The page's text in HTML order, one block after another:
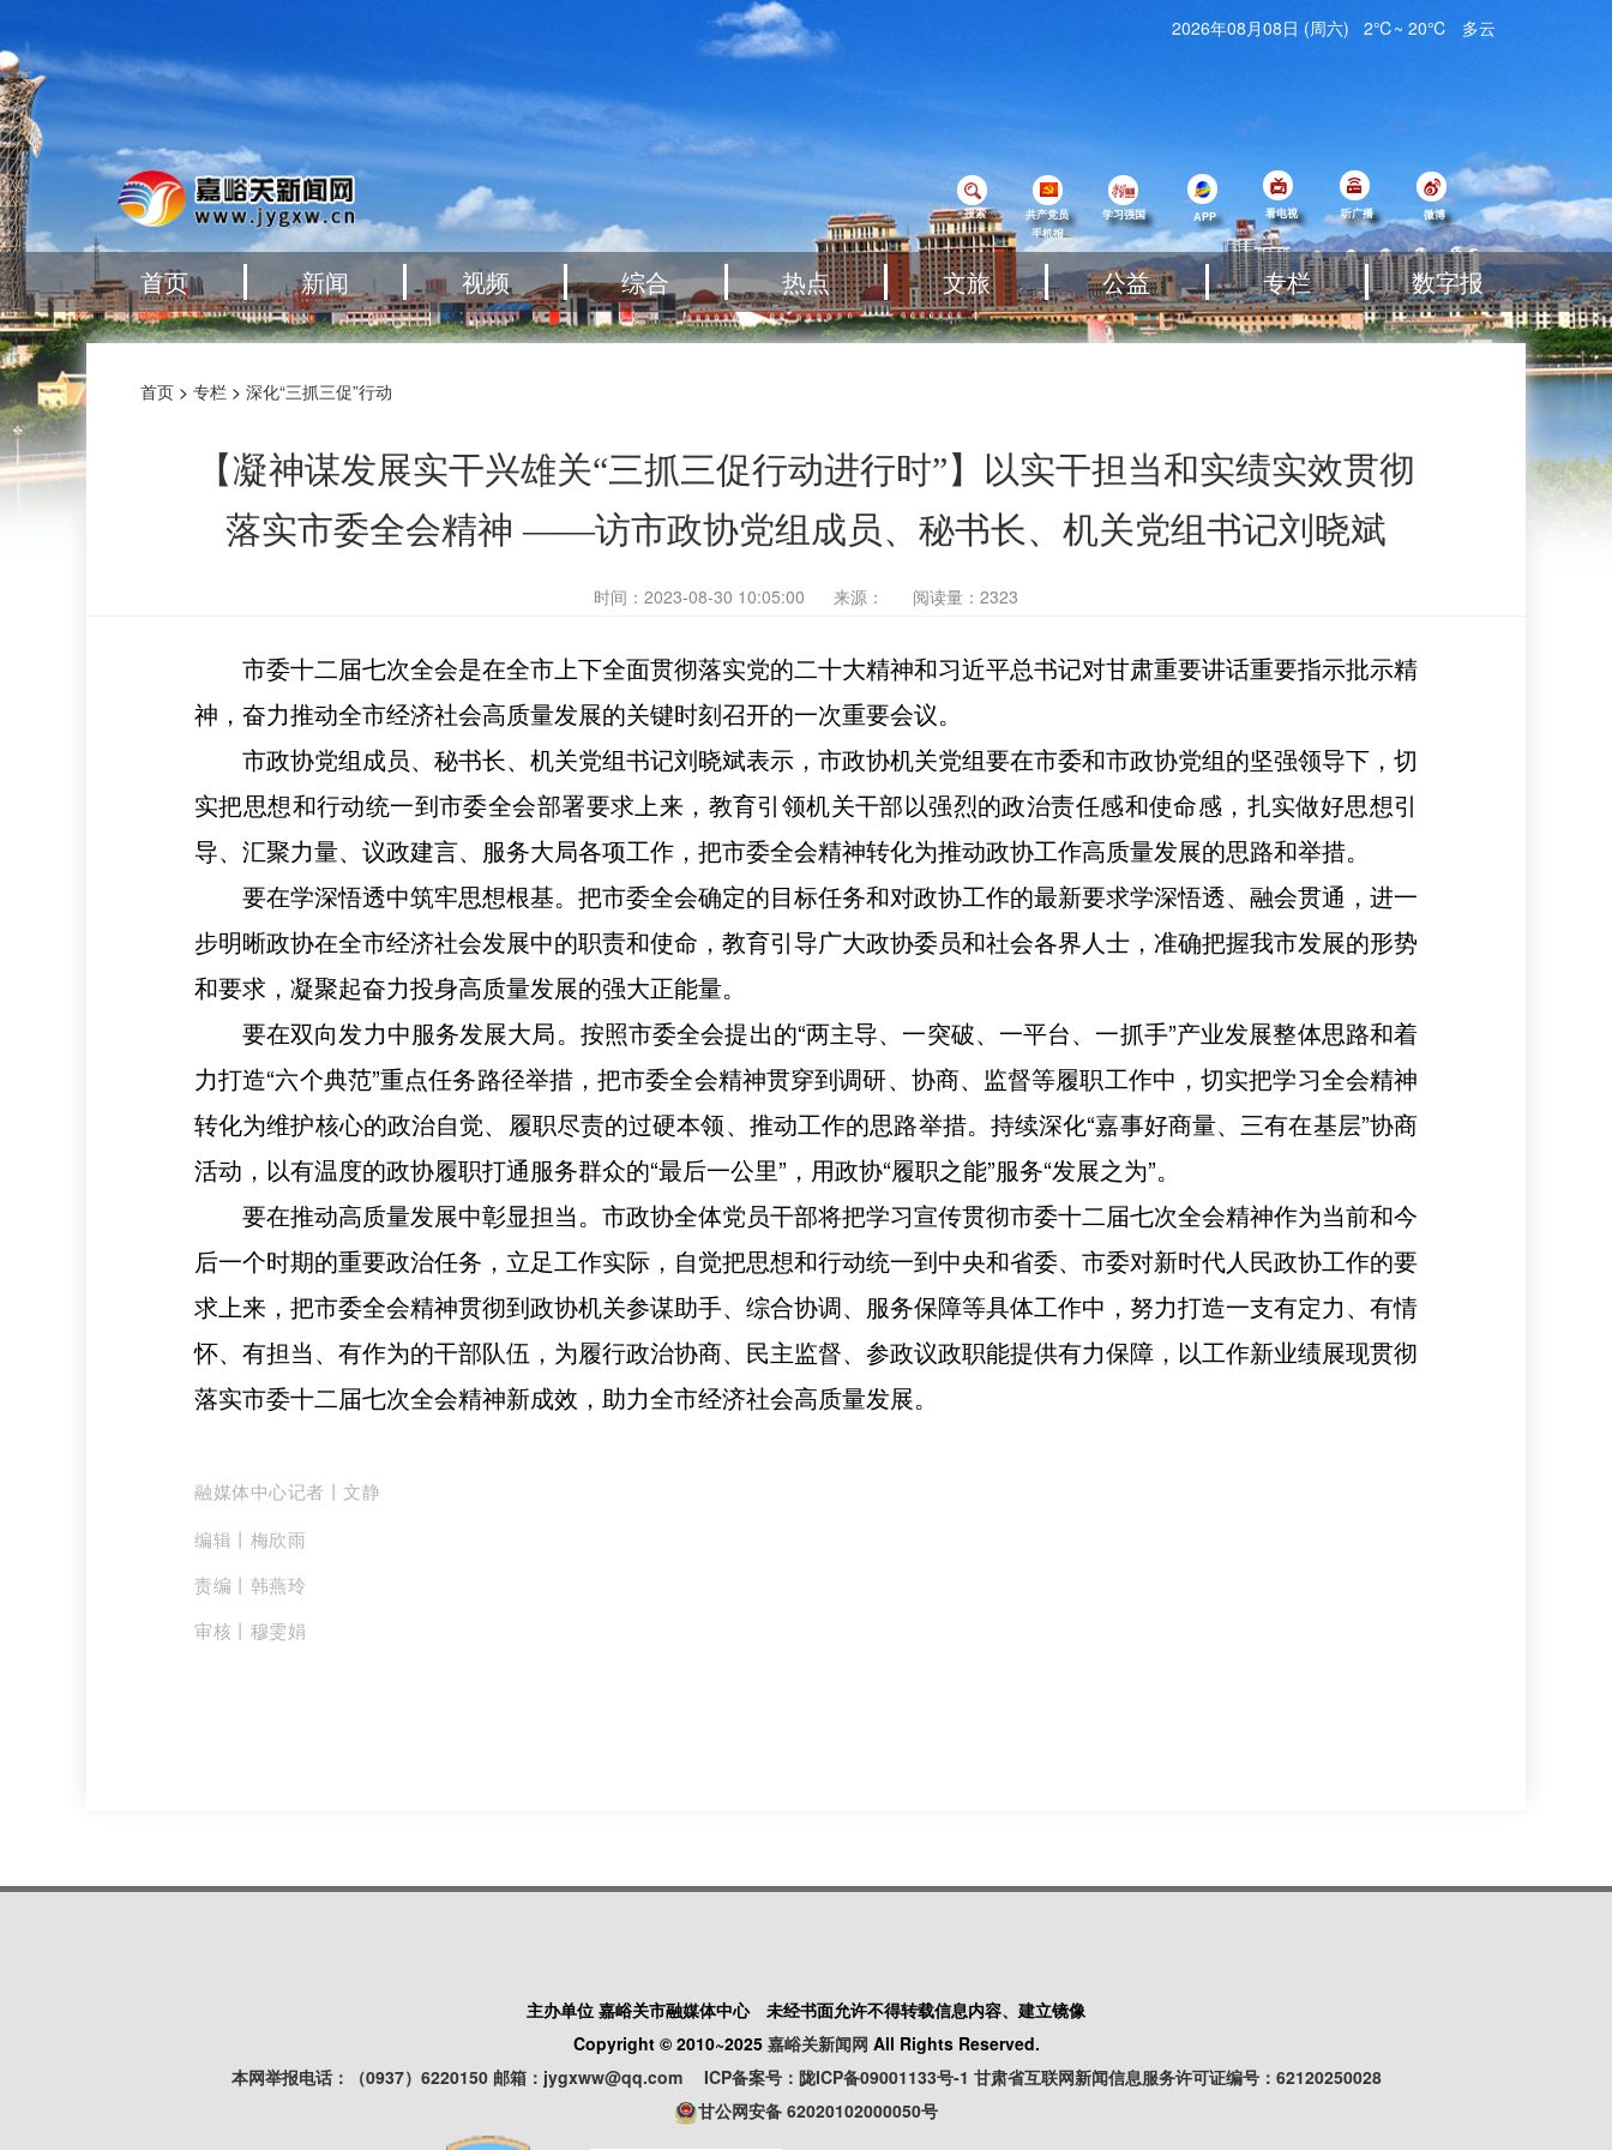
2026年08月08日 (周六) 2℃~ 20℃ 多云
搜索
共产党员
手机报
学习强国 APP 看电视 听广播 微博
首页 新闻 视频 综合 热点 文旅 公益 专栏 数字报
首页 > 专栏 > 深化“三抓三促”行动
【凝神谋发展实干兴雄关“三抓三促行动进行时”】以实干担当和实绩实效贯彻
落实市委全会精神 ——访市政协党组成员、秘书长、机关党组书记刘晓斌
时间：2023-08-30 10:05:00 来源： 阅读量：2323
市委十二届七次全会是在全市上下全面贯彻落实党的二十大精神和习近平总书记对甘肃重要讲话重要指示批示精
神，奋力推动全市经济社会高质量发展的关键时刻召开的一次重要会议。
市政协党组成员、秘书长、机关党组书记刘晓斌表示，市政协机关党组要在市委和市政协党组的坚强领导下，切
实把思想和行动统一到市委全会部署要求上来，教育引领机关干部以强烈的政治责任感和使命感，扎实做好思想引
导、汇聚力量、议政建言、服务大局各项工作，把市委全会精神转化为推动政协工作高质量发展的思路和举措。
要在学深悟透中筑牢思想根基。把市委全会确定的目标任务和对政协工作的最新要求学深悟透、融会贯通，进一
步明晰政协在全市经济社会发展中的职责和使命，教育引导广大政协委员和社会各界人士，准确把握我市发展的形势
和要求，凝聚起奋力投身高质量发展的强大正能量。
要在双向发力中服务发展大局。按照市委全会提出的“两主导、一突破、一平台、一抓手”产业发展整体思路和着
力打造“六个典范”重点任务路径举措，把市委全会精神贯穿到调研、协商、监督等履职工作中，切实把学习全会精神
转化为维护核心的政治自觉、履职尽责的过硬本领、推动工作的思路举措。持续深化“嘉事好商量、三有在基层”协商
活动，以有温度的政协履职打通服务群众的“最后一公里”，用政协“履职之能”服务“发展之为”。
要在推动高质量发展中彰显担当。市政协全体党员干部将把学习宣传贯彻市委十二届七次全会精神作为当前和今
后一个时期的重要政治任务，立足工作实际，自觉把思想和行动统一到中央和省委、市委对新时代人民政协工作的要
求上来，把市委全会精神贯彻到政协机关参谋助手、综合协调、服务保障等具体工作中，努力打造一支有定力、有情
怀、有担当、有作为的干部队伍，为履行政治协商、民主监督、参政议政职能提供有力保障，以工作新业绩展现贯彻
落实市委十二届七次全会精神新成效，助力全市经济社会高质量发展。
融媒体中心记者丨文静
编辑丨梅欣雨
责编丨韩燕玲
审核丨穆雯娟
主办单位 嘉峪关市融媒体中心未经书面允许不得转载信息内容、建立镜像
Copyright © 2010~2025 嘉峪关新闻网 All Rights Reserved.
本网举报电话：（0937）6220150 邮箱：jygxww@qq.com
ICP备案号：陇ICP备09001133号-1 甘肃省互联网新闻信息服务许可证编号：62120250028
甘公网安备 62020102000050号